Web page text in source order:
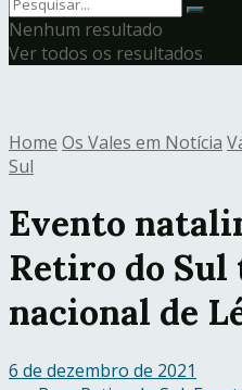
Nenhum resultado
Ver todos os resultados
Home Os Vales em Notícia
Sul
Evento
Retiro do Sul
nacional de
6 de dezembro de 2021